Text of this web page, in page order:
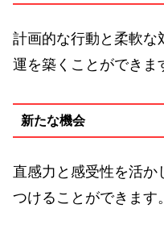
計画的な行動と柔軟な
運を築くことができま
新たな機会
直感力と感受性を活か
つけることができます。